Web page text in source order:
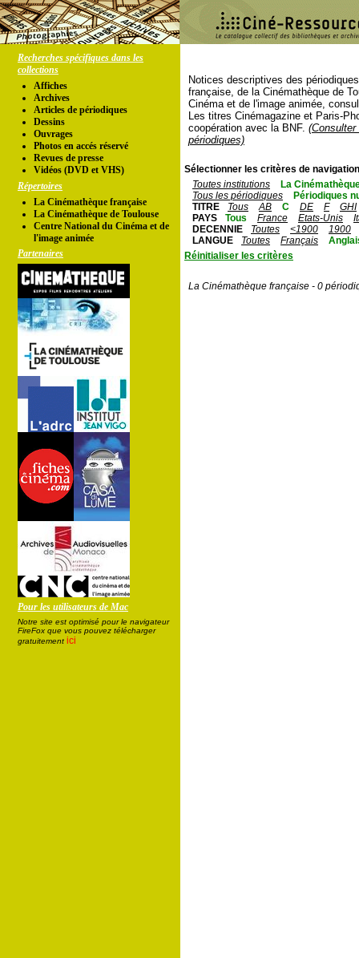
Recherches spécifiques dans les
collections
Affiches
Archives
Articles de périodiques
Dessins
Ouvrages
Photos en accés réservé
Revues de presse
Vidéos (DVD et VHS)
Répertoires
La Cinémathèque française
La Cinémathèque de Toulouse
Centre National du Cinéma et de
l'image animée
Partenaires
Pour les utilisateurs de Mac
Notre site est optimisé pour le navigateur
FireFox que vous pouvez télécharger
gratuitement ici
Notices descriptives des
française, de la Cinémathèque de
Cinéma et de l'image animée,
Les titres Cinémagazine et Paris-
coopération avec la BNF.
périodiques)
Sélectionner les critères de
Toutes institutions
La
Tous les périodiques
Périodiques
TITRE
Tous AB C DE F
GHI
PAYS
Tous France Etats-Unis
DECENNIE
Toutes <1900
1900
LANGUE
Toutes Français
Réinitialiser les critères
La Cinémathèque française - 0